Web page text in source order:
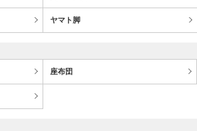
ヤマト脚
座布団